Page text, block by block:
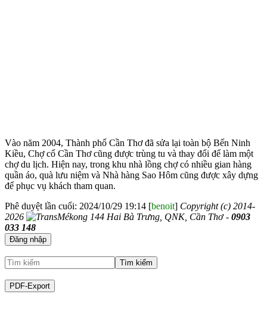
Vào năm 2004, Thành phố Cần Thơ đã sửa lại toàn bộ Bến Ninh
Kiều, Chợ cổ Cần Thơ cũng được trùng tu và thay đổi để làm một
chợ du lịch. Hiện nay, trong khu nhà lồng chợ có nhiều gian hàng
quần áo, quà lưu niệm và Nhà hàng Sao Hôm cũng được xây dựng
để phục vụ khách tham quan.
Phê duyệt lần cuối: 2024/10/29 19:14 [benoit] Copyright (c) 2014-
2026
144 Hai Bà Trưng, QNK, Cần Thơ - 0903
033 148
Đăng nhập
Tìm kiếm